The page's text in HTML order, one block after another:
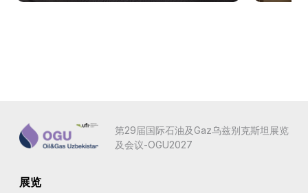
第29届国际石油及Gaz乌兹别克斯坦展览
及会议-OGU2027
展览